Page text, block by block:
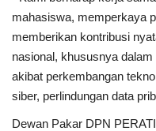
mahasiswa, memperkaya
memberikan kontribusi
nasional, khususnya
akibat perkembangan
siber, perlindungan data
Dewan Pakar DPN